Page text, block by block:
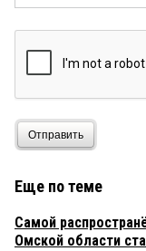
Отправить
Еще по теме
Самой
Омской области